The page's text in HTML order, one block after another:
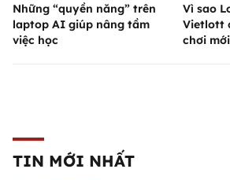
Những “quyền năng” trên
laptop AI giúp nâng tầm
việc học
Vì sao
Vietlott
chơi
TIN MỚI NHẤT